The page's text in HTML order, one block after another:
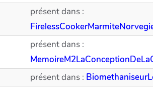
présent dans :
présent dans :
présent dans :